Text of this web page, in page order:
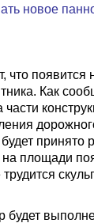
новое
что появится
Как
принято
площади
будет